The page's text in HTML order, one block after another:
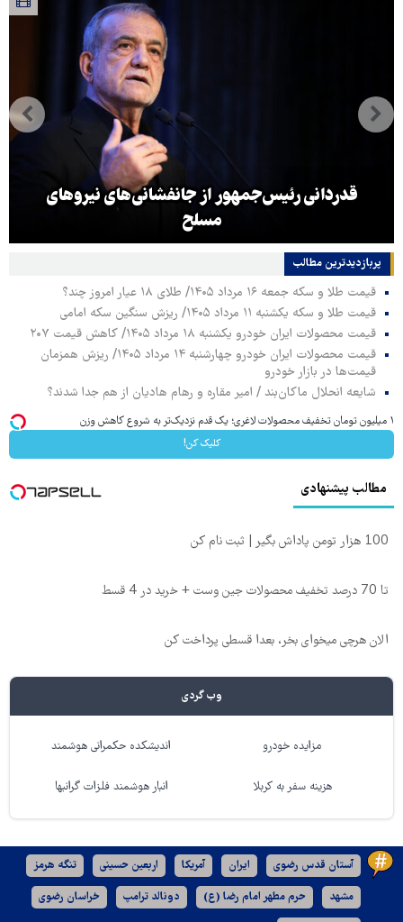
قدردانی رئیس‌جمهور از جانفشانی‌های نیروهای
مسلح
پربازدیدترین‌ مطالب
قیمت طلا و سکه جمعه ۱۶ مرداد ۱۴۰۵/ طلای ۱۸ عیار امروز چند؟
قیمت طلا و سکه یکشنبه ۱۱ مرداد ۱۴۰۵/ ریزش سنگین سکه امامی
قیمت محصولات ایران خودرو یکشنبه ۱۸ مرداد ۱۴۰۵/ کاهش قیمت ۲۰۷
قیمت محصولات ایران خودرو چهارشنبه ۱۴ مرداد ۱۴۰۵/ ریزش همزمان
قیمت‌ها در بازار خودرو
شایعه انحلال ماکان‌بند / امیر مقاره و رهام هادیان از هم جدا شدند؟
۱ میلیون تومان تخفیف محصولات لاغری؛ یک قدم نزدیک‌تر به شروع کاهش وزن
کلیک کن!
مطالب پیشنهادی
100 هزار تومن پاداش بگیر | ثبت نام کن
تا 70 درصد تخفیف محصولات جین وست + خرید در 4 قسط
الان هرچی میخوای بخر، بعدا قسطی پرداخت کن
وب گردی
مزایده خودرو اندیشکده حکمرانی هوشمند
هزینه سفر به کربلا انبار هوشمند فلزات گرانبها
آستان قدس رضوی ایران آمریکا اربعین حسینی تنگه هرمز
مشهد حرم مطهر امام رضا (ع) دونالد ترامپ خراسان رضوی